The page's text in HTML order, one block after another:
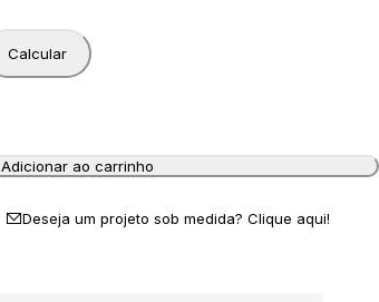
Calcular
Adicionar ao carrinho
Deseja um projeto sob medida? Clique aqui!